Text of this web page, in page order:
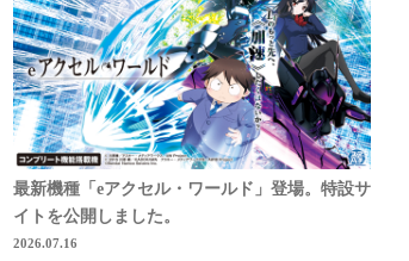
最新機種「eアクセル・ワールド」登場。特設サ
イトを公開しました。
2026.07.16